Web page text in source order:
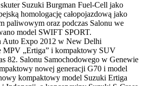
Suzuki Burgman Fuel-Cell jako
homologację całopojazdową jako
paliwowym oraz podczas Salonu we
model SWIFT SPORT.
Auto Expo 2012 w New Delhi
MPV „Ertiga” i kompaktowy SUV
82. Salonu Samochodowego w Genewie
nowej generacji G70 i model
kompaktowy model Suzuki Ertiga